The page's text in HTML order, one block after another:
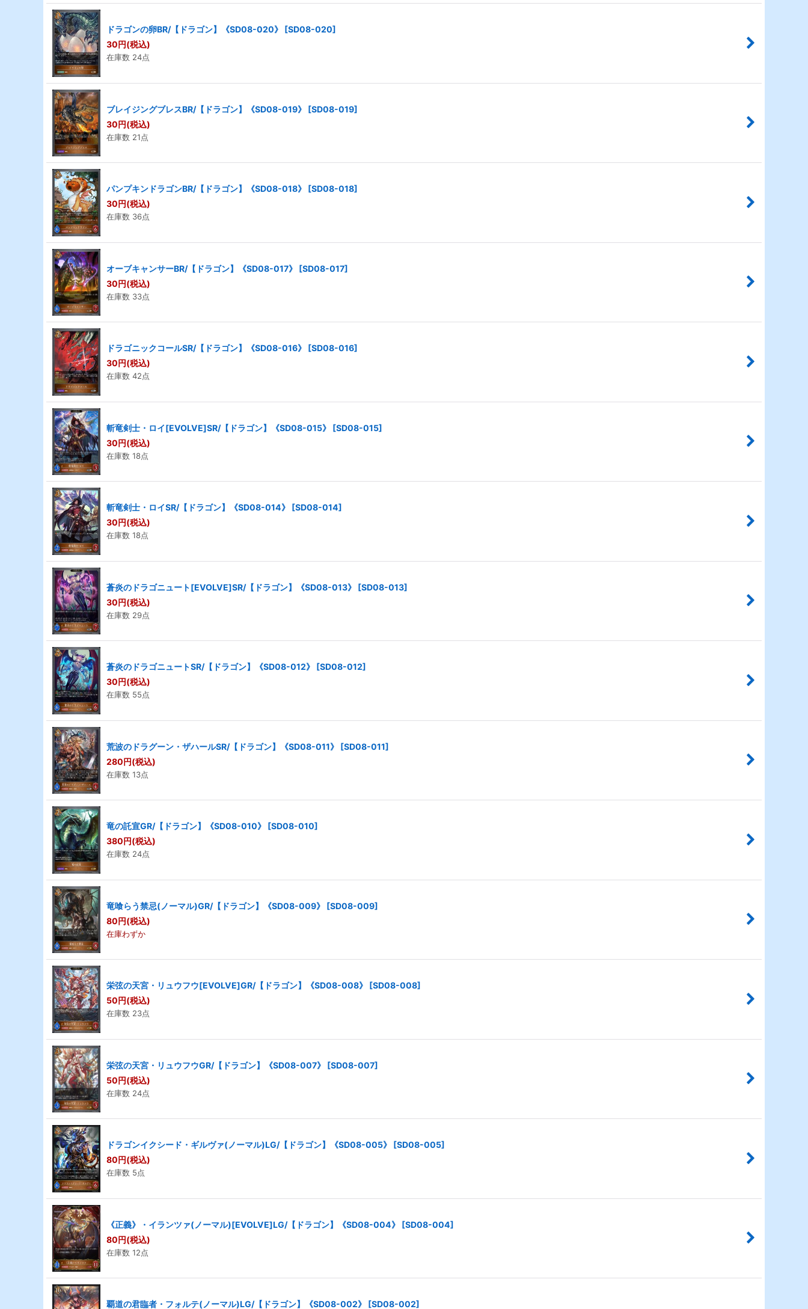
ドラゴンの卵BR/【ドラゴン】《SD08-020》 [SD08-020]
30円(税込)
在庫数 24点
ブレイジングブレスBR/【ドラゴン】《SD08-019》 [SD08-019]
30円(税込)
在庫数 21点
パンプキンドラゴンBR/【ドラゴン】《SD08-018》 [SD08-018]
30円(税込)
在庫数 36点
オーブキャンサーBR/【ドラゴン】《SD08-017》 [SD08-017]
30円(税込)
在庫数 33点
ドラゴニックコールSR/【ドラゴン】《SD08-016》 [SD08-016]
30円(税込)
在庫数 42点
斬竜剣士・ロイ[EVOLVE]SR/【ドラゴン】《SD08-015》 [SD08-015]
30円(税込)
在庫数 18点
斬竜剣士・ロイSR/【ドラゴン】《SD08-014》 [SD08-014]
30円(税込)
在庫数 18点
蒼炎のドラゴニュート[EVOLVE]SR/【ドラゴン】《SD08-013》 [SD08-013]
30円(税込)
在庫数 29点
蒼炎のドラゴニュートSR/【ドラゴン】《SD08-012》 [SD08-012]
30円(税込)
在庫数 55点
荒波のドラグーン・ザハールSR/【ドラゴン】《SD08-011》 [SD08-011]
280円(税込)
在庫数 13点
竜の託宣GR/【ドラゴン】《SD08-010》 [SD08-010]
380円(税込)
在庫数 24点
竜喰らう禁忌(ノーマル)GR/【ドラゴン】《SD08-009》 [SD08-009]
80円(税込)
在庫わずか
栄弦の天宮・リュウフウ[EVOLVE]GR/【ドラゴン】《SD08-008》 [SD08-008]
50円(税込)
在庫数 23点
栄弦の天宮・リュウフウGR/【ドラゴン】《SD08-007》 [SD08-007]
50円(税込)
在庫数 24点
ドラゴンイクシード・ギルヴァ(ノーマル)LG/【ドラゴン】《SD08-005》 [SD08-005]
80円(税込)
在庫数 5点
《正義》・イランツァ(ノーマル)[EVOLVE]LG/【ドラゴン】《SD08-004》 [SD08-004]
80円(税込)
在庫数 12点
覇道の君臨者・フォルテ(ノーマル)LG/【ドラゴン】《SD08-002》 [SD08-002]